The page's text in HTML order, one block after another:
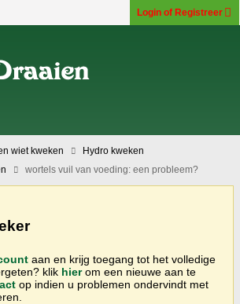
Login of Registreer
wiet kweken
Hydro kweken
wortels vuil van voeding: een probleem?
aan en krijg toegang tot het volledige
klik hierom een nieuwe aan te
op indien u problemen ondervindt met